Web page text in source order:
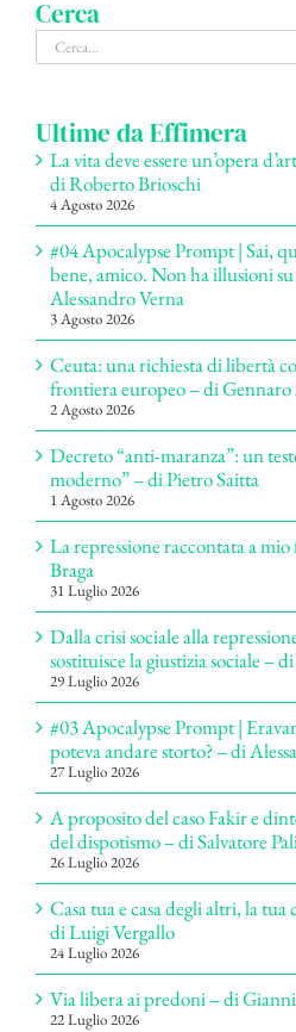
Cerca
Cerca
per:
Ultime da Effimera
La vita deve essere un’opera
di Roberto Brioschi
4 Agosto 2026
#04 Apocalypse Prompt | Sai,
bene, amico. Non ha illusioni
Alessandro Verna
3 Agosto 2026
Ceuta: una richiesta di libertà
frontiera europeo – di Gennaro
2 Agosto 2026
Decreto “anti-maranza”: un
moderno” – di Pietro Saitta
1 Agosto 2026
La repressione raccontata a
Braga
31 Luglio 2026
Dalla crisi sociale alla
sostituisce la giustizia sociale –
29 Luglio 2026
#03 Apocalypse Prompt |
poteva andare storto? – di
27 Luglio 2026
A proposito del caso Fakir e
del dispotismo – di Salvatore
26 Luglio 2026
Casa tua e casa degli altri, la
di Luigi Vergallo
24 Luglio 2026
Via libera ai predoni – di
22 Luglio 2026